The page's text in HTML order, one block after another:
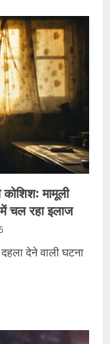
मामूली
चल रहा इलाज
देने वाली घटना